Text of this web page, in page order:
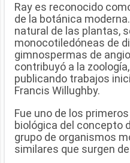
Ray es reconocido
de la botánica
natural de las plantas,
monocotiledóneas de
gimnospermas de
contribuyó a la
publicando trabajos
Francis Willughby.
Fue uno de los
biológica del concepto
grupo de organismos
similares que surgen